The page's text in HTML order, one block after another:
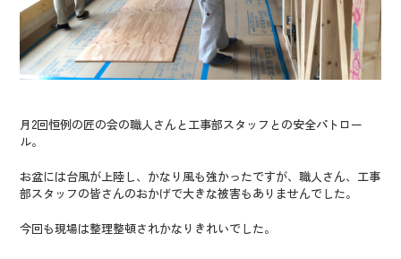
月2回恒例の匠の会の職人さんと工事部スタッフとの安全パトロー
ル。
お盆には台風が上陸し、かなり風も強かったですが、職人さん、工事
部スタッフの皆さんのおかげで大きな被害もありませんでした。
今回も現場は整理整頓されかなりきれいでした。